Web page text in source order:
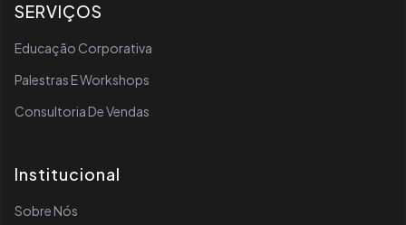
SERVIÇOS
Educação Corporativa
Palestras E Workshops
Consultoria De Vendas
Institucional
Sobre Nós